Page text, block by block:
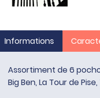
Informations
Assortiment de 6
Big Ben, La Tour de